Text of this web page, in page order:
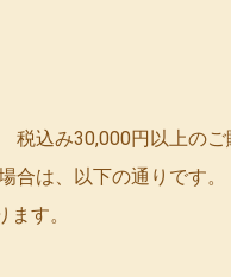
税込み30,000円以上の
合は、以下の通りです
す。